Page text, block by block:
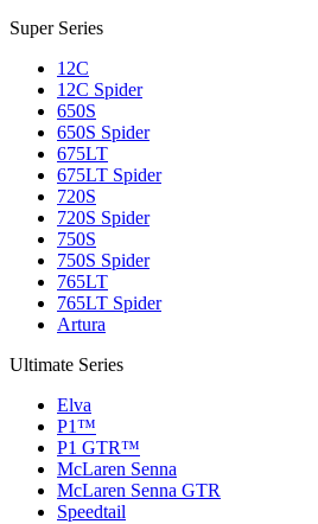
Super Series
12C
12C Spider
650S
650S Spider
675LT
675LT Spider
720S
720S Spider
750S
750S Spider
765LT
765LT Spider
Artura
Ultimate Series
Elva
P1™
P1 GTR™
McLaren Senna
McLaren Senna GTR
Speedtail